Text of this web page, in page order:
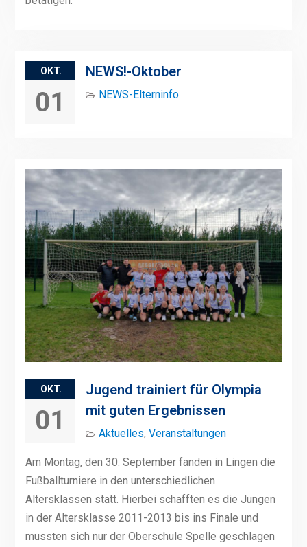
OKT.
01
NEWS!-Oktober
NEWS-Elterninfo
OKT.
01
Jugend trainiert für Olympia
mit guten Ergebnissen
Aktuelles, Veranstaltungen
Am Montag, den 30. September fanden in Lingen die
Fußballturniere in den unterschiedlichen
Altersklassen statt. Hierbei schafften es die Jungen
in der Altersklasse 2011-2013 bis ins Finale und
mussten sich nur der Oberschule Spelle geschlagen